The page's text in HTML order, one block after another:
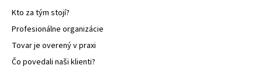
Kto za tým stojí?
Profesionálne organizácie
Tovar je overený v praxi
Čo povedali naši klienti?